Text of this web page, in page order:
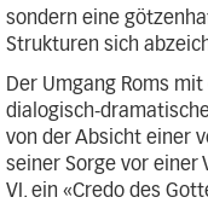
sondern eine
Strukturen sich
Der Umgang Roms
dialogisch-
von der Absicht einer
seiner Sorge vor einer
VI. ein «Credo des